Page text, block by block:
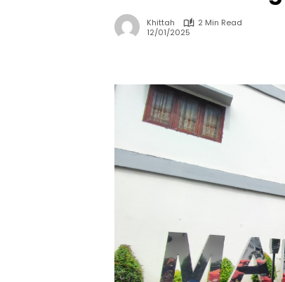
Khittah
2 Min Read
12/01/2025